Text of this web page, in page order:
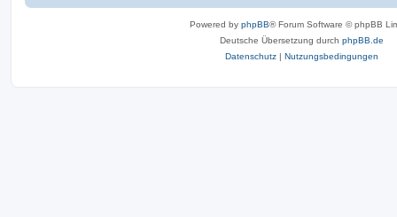
Powered by phpBB® Forum Software © phpBB
Deutsche Übersetzung durch phpBB.de
Datenschutz | Nutzungsbedingungen